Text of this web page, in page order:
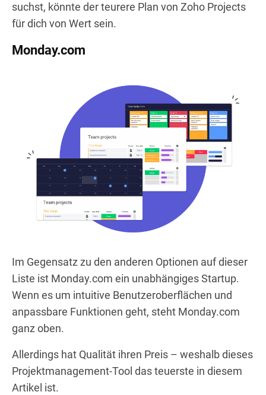
suchst, könnte der teurere Plan von Zoho Projects
für dich von Wert sein.
Monday.com
Im Gegensatz zu den anderen Optionen auf dieser
Liste ist Monday.com ein unabhängiges Startup.
Wenn es um intuitive Benutzeroberflächen und
anpassbare Funktionen geht, steht Monday.com
ganz oben.
Allerdings hat Qualität ihren Preis – weshalb dieses
Projektmanagement-Tool das teuerste in diesem
Artikel ist.